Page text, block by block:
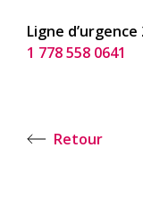
Ligne d’urgence
1 778 558 0641
Retour